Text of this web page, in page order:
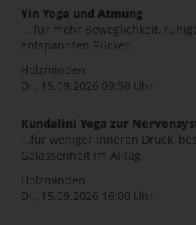
Yin Yoga und Atmung
... für mehr Beweglichkeit,
entspannten Rücken.
Holzminden
Di., 15.09.2026 09:30 Uhr
Kundalini Yoga zur
...für weniger inneren Druck,
Gelassenheit im Alltag.
Holzminden
Di., 15.09.2026 16:00 Uhr